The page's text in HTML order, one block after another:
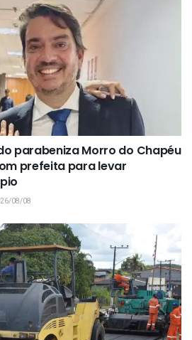
parabeniza Morro do Chapéu
prefeita para levar
08/08